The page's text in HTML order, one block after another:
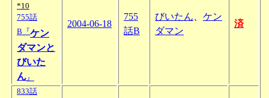
*10
755話
B『ケン
ダマンと
びいた
ん 』
2004-06-18
755
話B
びいたん
ケン
ダマン
済
833話